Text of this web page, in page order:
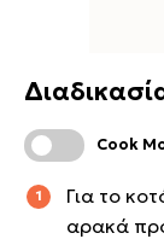
Cook
Για το
αρακά